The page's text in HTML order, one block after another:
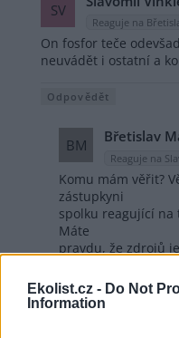
Ekolist.cz - Do Not
Information
SV
Reaguje na
On fosfor teče
neuvádět i ostatní a
Odpovědět
BM Břetislav
Reaguje na
Komu mám věřit?
zástupkyni
spolku reagující na
Máte
pravdu, že zdrojů
tůní
ze kterých vytéká